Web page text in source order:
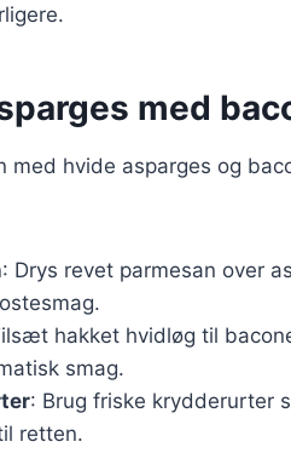
med
med hvide asparges og
: Drys revet parmesan over
hakket hvidløg til
smag.
: Brug friske krydderurter
retten.